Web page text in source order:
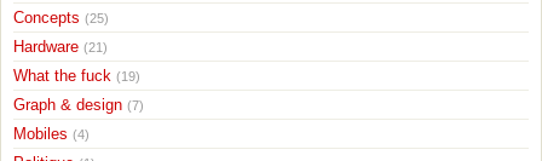
Concepts (25)
Hardware (21)
What the fuck (19)
Graph & design (7)
Mobiles (4)